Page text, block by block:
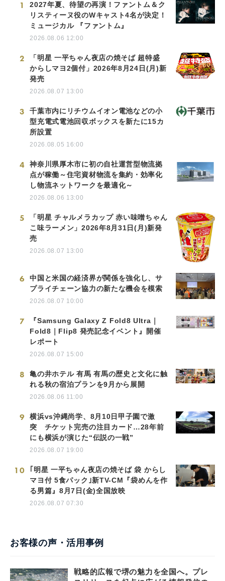
1
2027年夏、待望の再演！ファントム＆ク
リスティーヌ役のWキャスト4名が決定！
ミュージカル 『ファントム』
2026.08.06 12:00
2
「明星 一平ちゃん夜店の焼そば 超特盛
からしマヨ2個付」2026年8月24日(月)新
発売
2026.08.07 13:00
3
千葉市内にリチウムイオン電池などの小
型充電式電池回収ボックスを新たに15カ
所設置
2026.08.05 16:00
4
神奈川県厚木市に初の自社運営型物流拠
点が稼働～住宅資材物流を集約・効率化
し物流ネットワークを最適化～
2026.08.06 13:00
5
「明星 チャルメラカップ 赤い味噌ちゃん
こ味ラーメン」2026年8月31日(月)新発
売
2026.08.07 13:00
6
中国と米国の経済界が関係を強化し、サ
プライチェーン協力の新たな機会を模索
2026.08.07 10:00
7
『Samsung Galaxy Z Fold8 Ultra｜
Fold8｜Flip8 発売記念イベント』開催
レポート
2026.08.07 15:00
8
亀の井ホテル 有馬 有馬の歴史と文化に触
れる秋の宿泊プランを9月から展開
2026.08.06 11:00
9
横浜vs沖縄尚学、8月10日甲子園で激
突 チケット完売の注目カード…28年前
にも横浜が演じた“伝説の一戦”
2026.08.07 19:00
10
｢明星 一平ちゃん夜店の焼そば 袋 からし
マヨ付 5食パック｣新TV-CM『袋めんを作
る男篇』8月7日(金)全国放映
2026.08.07 07:30
お客様の声・活用事例
戦略的広報で堺の魅力を全国へ。プレ